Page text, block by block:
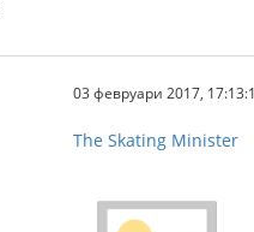
03 февруари 2017,
The Skating Minister